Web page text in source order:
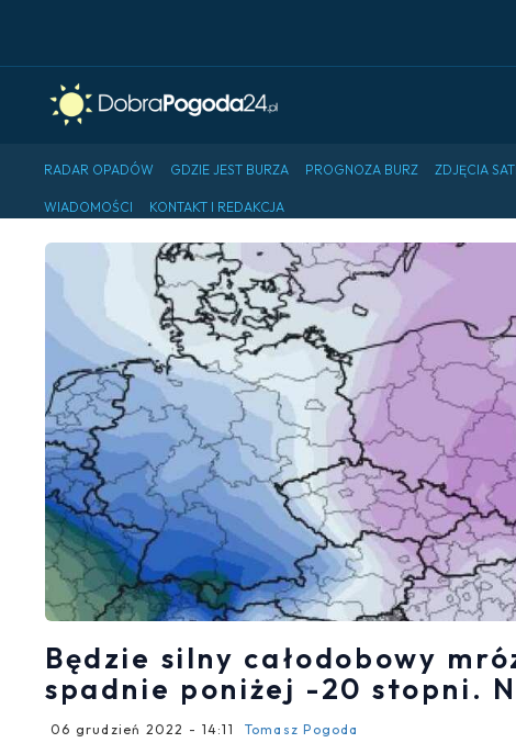
RADAR OPADÓW GDZIE JEST BURZA PROGNOZA BURZ ZDJĘCIA
WIADOMOŚCI KONTAKT I REDAKCJA
Będzie silny całodobowy
spadnie poniżej -20 stopni.
06 grudzień 2022 - 14:11 Tomasz Pogoda